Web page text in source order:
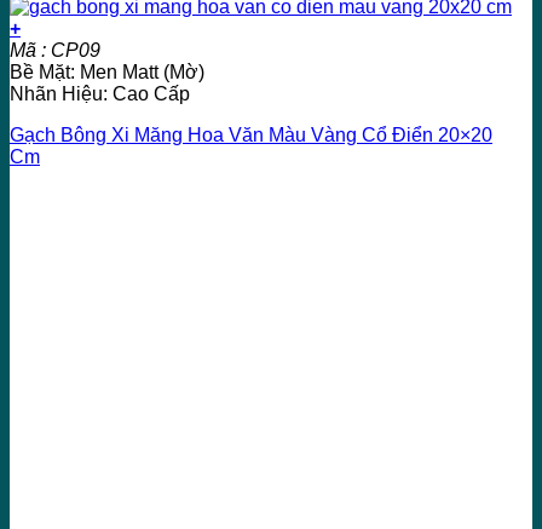
+
Mã : CP09
Bề Mặt: Men Matt (Mờ)
Nhãn Hiệu: Cao Cấp
Gạch Bông Xi Măng Hoa Văn Màu Vàng Cổ Điển 20×20
Cm